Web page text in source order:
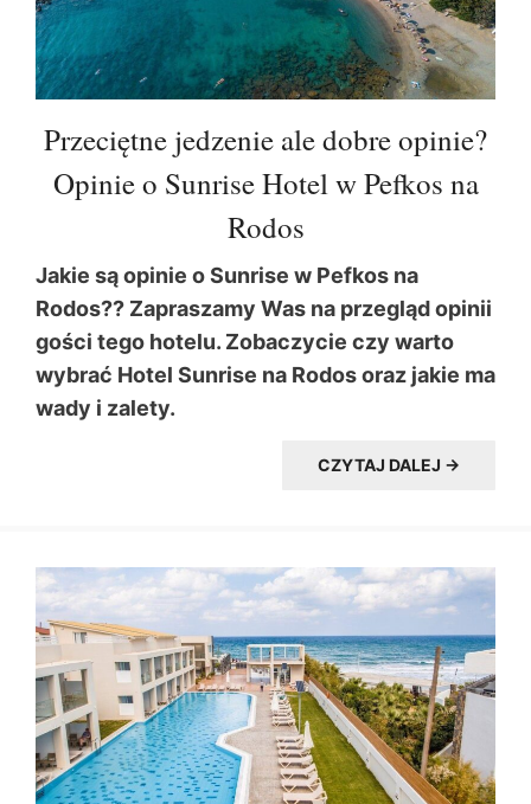
Przeciętne jedzenie ale dobre opinie?
Opinie o Sunrise Hotel w Pefkos na
Rodos
Jakie są opinie o Sunrise w Pefkos na
Rodos?? Zapraszamy Was na przegląd opinii
gości tego hotelu. Zobaczycie czy warto
wybrać Hotel Sunrise na Rodos oraz jakie ma
wady i zalety.
CZYTAJ DALEJ →